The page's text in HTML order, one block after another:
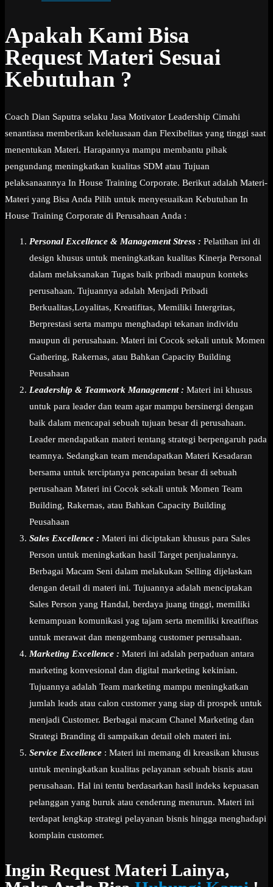
Apakah Kami Bisa
Request Materi Sesuai
Kebutuhan ?
Coach Dian Saputra selaku Jasa Motivator Leadership Cimahi
senantiasa memberikan keleluasaan dan Flexibelitas yang tinggi saat
menentukan Materi. Harapannya mampu membantu pihak
pengundang meningkatkan kualitas SDM atau Tujuan
pelaksanaannya In House Training Corporate. Berikut adalah Materi-
Materi yang Bisa Anda Pilih untuk menyesuaikan Kebutuhan In
House Training Corporate di Perusahaan Anda :
Personal Excellence & Management Stress : Pelatihan ini di
design khusus untuk meningkatkan kualitas Kinerja Personal
dalam melaksanakan Tugas baik pribadi maupun konteks
perusahaan. Tujuannya adalah Menjadi Pribadi
Berkualitas,Loyalitas, Kreatifitas, Memiliki Intergritas,
Berprestasi serta mampu menghadapi tekanan individu
maupun di perusahaan. Materi ini Cocok sekali untuk Momen
Gathering, Rakernas, atau Bahkan Capacity Building
Peusahaan
Leadership & Teamwork Management : Materi ini khusus
untuk para leader dan team agar mampu bersinergi dengan
baik dalam mencapai sebuah tujuan besar di perusahaan.
Leader mendapatkan materi tentang strategi berpengaruh pada
teamnya. Sedangkan team mendapatkan Materi Kesadaran
bersama untuk terciptanya pencapaian besar di sebuah
perusahaan Materi ini Cocok sekali untuk Momen Team
Building, Rakernas, atau Bahkan Capacity Building
Peusahaan
Sales Excellence : Materi ini diciptakan khusus para Sales
Person untuk meningkatkan hasil Target penjualannya.
Berbagai Macam Seni dalam melakukan Selling dijelaskan
dengan detail di materi ini. Tujuannya adalah menciptakan
Sales Person yang Handal, berdaya juang tinggi, memiliki
kemampuan komunikasi yag tajam serta memiliki kreatifitas
untuk merawat dan mengembang customer perusahaan.
Marketing Excellence : Materi ini adalah perpaduan antara
marketing konvesional dan digital marketing kekinian.
Tujuannya adalah Team marketing mampu meningkatkan
jumlah leads atau calon customer yang siap di prospek untuk
menjadi Customer. Berbagai macam Chanel Marketing dan
Strategi Branding di sampaikan detail oleh materi ini.
Service Excellence : Materi ini memang di kreasikan khusus
untuk meningkatkan kualitas pelayanan sebuah bisnis atau
perusahaan. Hal ini tentu berdasarkan hasil indeks kepuasan
pelanggan yang buruk atau cenderung menurun. Materi ini
terdapat lengkap strategi pelayanan bisnis hingga menghadapi
komplain customer.
Ingin Request Materi Lainya,